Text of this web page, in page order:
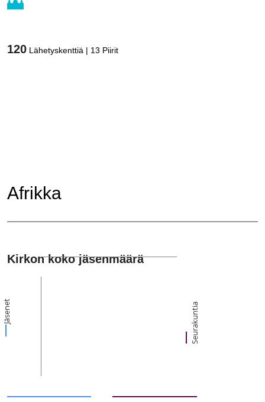
120 Lähetyskenttiä | 13 Piirit
Afrikka
Kirkon koko jäsenmäärä
Jäsenet Seurakuntia